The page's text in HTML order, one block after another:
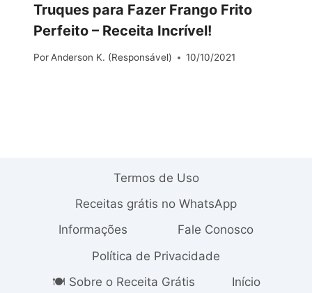
Truques para Fazer Frango Frito
Perfeito – Receita Incrível!
PorAnderson K. (Responsável) 10/10/2021
Termos de Uso
Receitas grátis no WhatsApp
Informações
Fale Conosco
Política de Privacidade
🍽️ Sobre o Receita Grátis
Início